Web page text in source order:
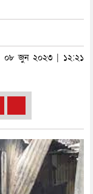
০৮ জুন ২০২৩ | ১২:২১